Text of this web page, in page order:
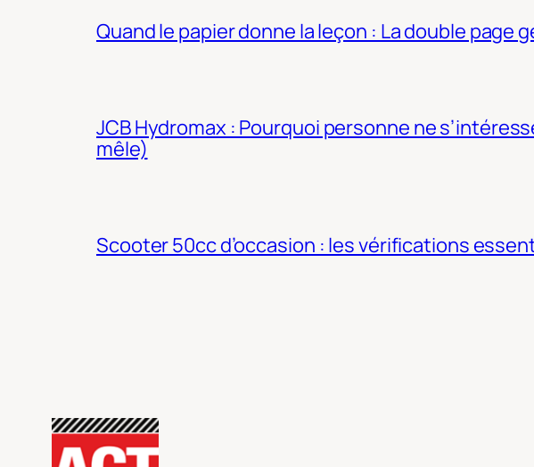
Quand le papier donne la leçon : La double page
JCB Hydromax : Pourquoi personne ne
mêle)
Scooter 50cc d’occasion : les vérifications